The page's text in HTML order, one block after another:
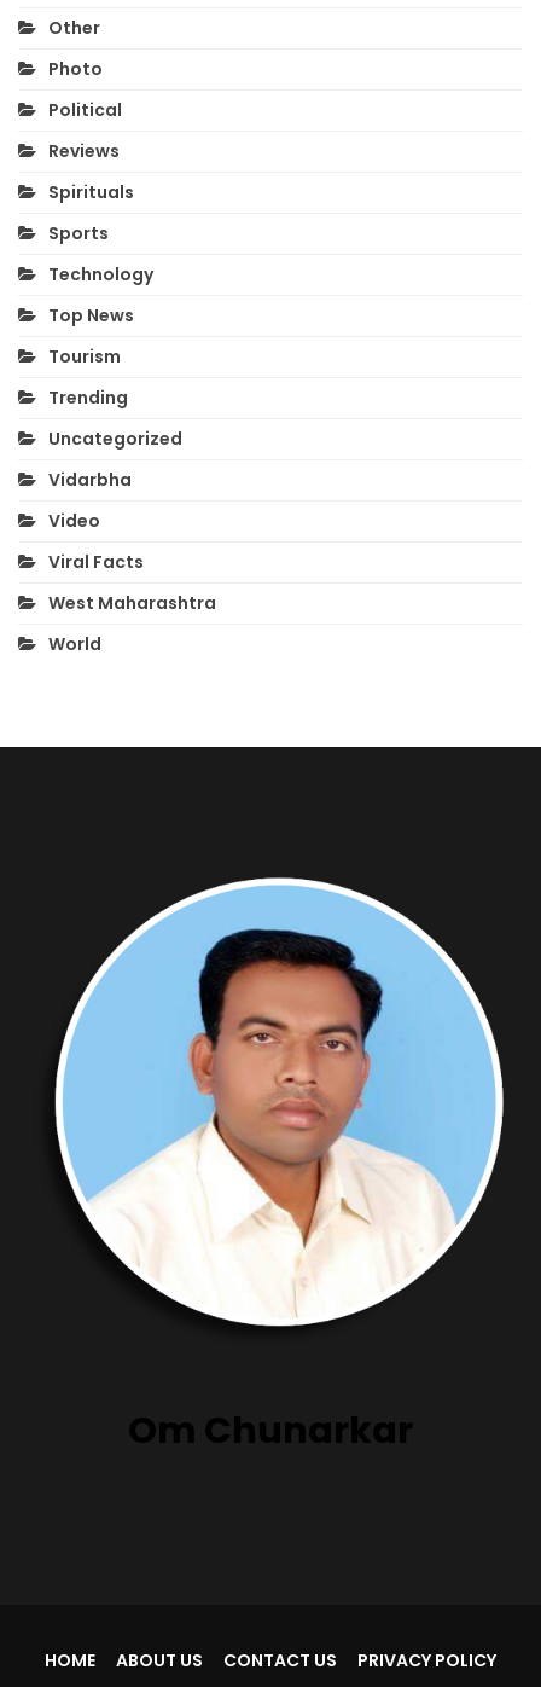
Other
Photo
Political
Reviews
Spirituals
Sports
Technology
Top News
Tourism
Trending
Uncategorized
Vidarbha
Video
Viral Facts
West Maharashtra
World
Om Chunarkar
HOME ABOUT US CONTACT US PRIVACY POLICY